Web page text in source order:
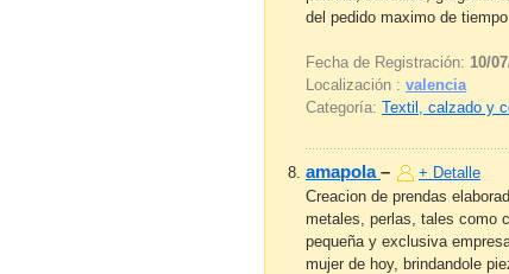
del pedido maximo de
Fecha de Registración: 10/
Localización : valencia
Categoría: Textil, calzado y
amapola–
+ Detalle
Creacion de prendas
metales, perlas, tales como
pequeña y exclusiva
mujer de hoy, brindandole